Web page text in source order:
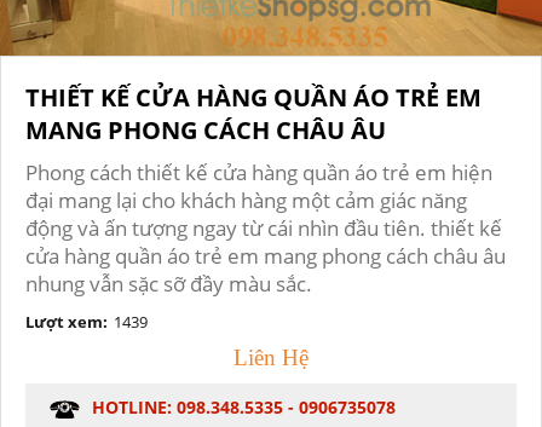
THIẾT KẾ CỬA HÀNG QUẦN ÁO TRẺ EM
MANG PHONG CÁCH CHÂU ÂU
Phong cách thiết kế cửa hàng quần áo trẻ em hiện
đại mang lại cho khách hàng một cảm giác năng
động và ấn tượng ngay từ cái nhìn đầu tiên. thiết kế
cửa hàng quần áo trẻ em mang phong cách châu âu
nhung vẫn sặc sỡ đầy màu sắc.
Lượt xem: 1439
Liên Hệ
HOTLINE: 098.348.5335 - 0906735078